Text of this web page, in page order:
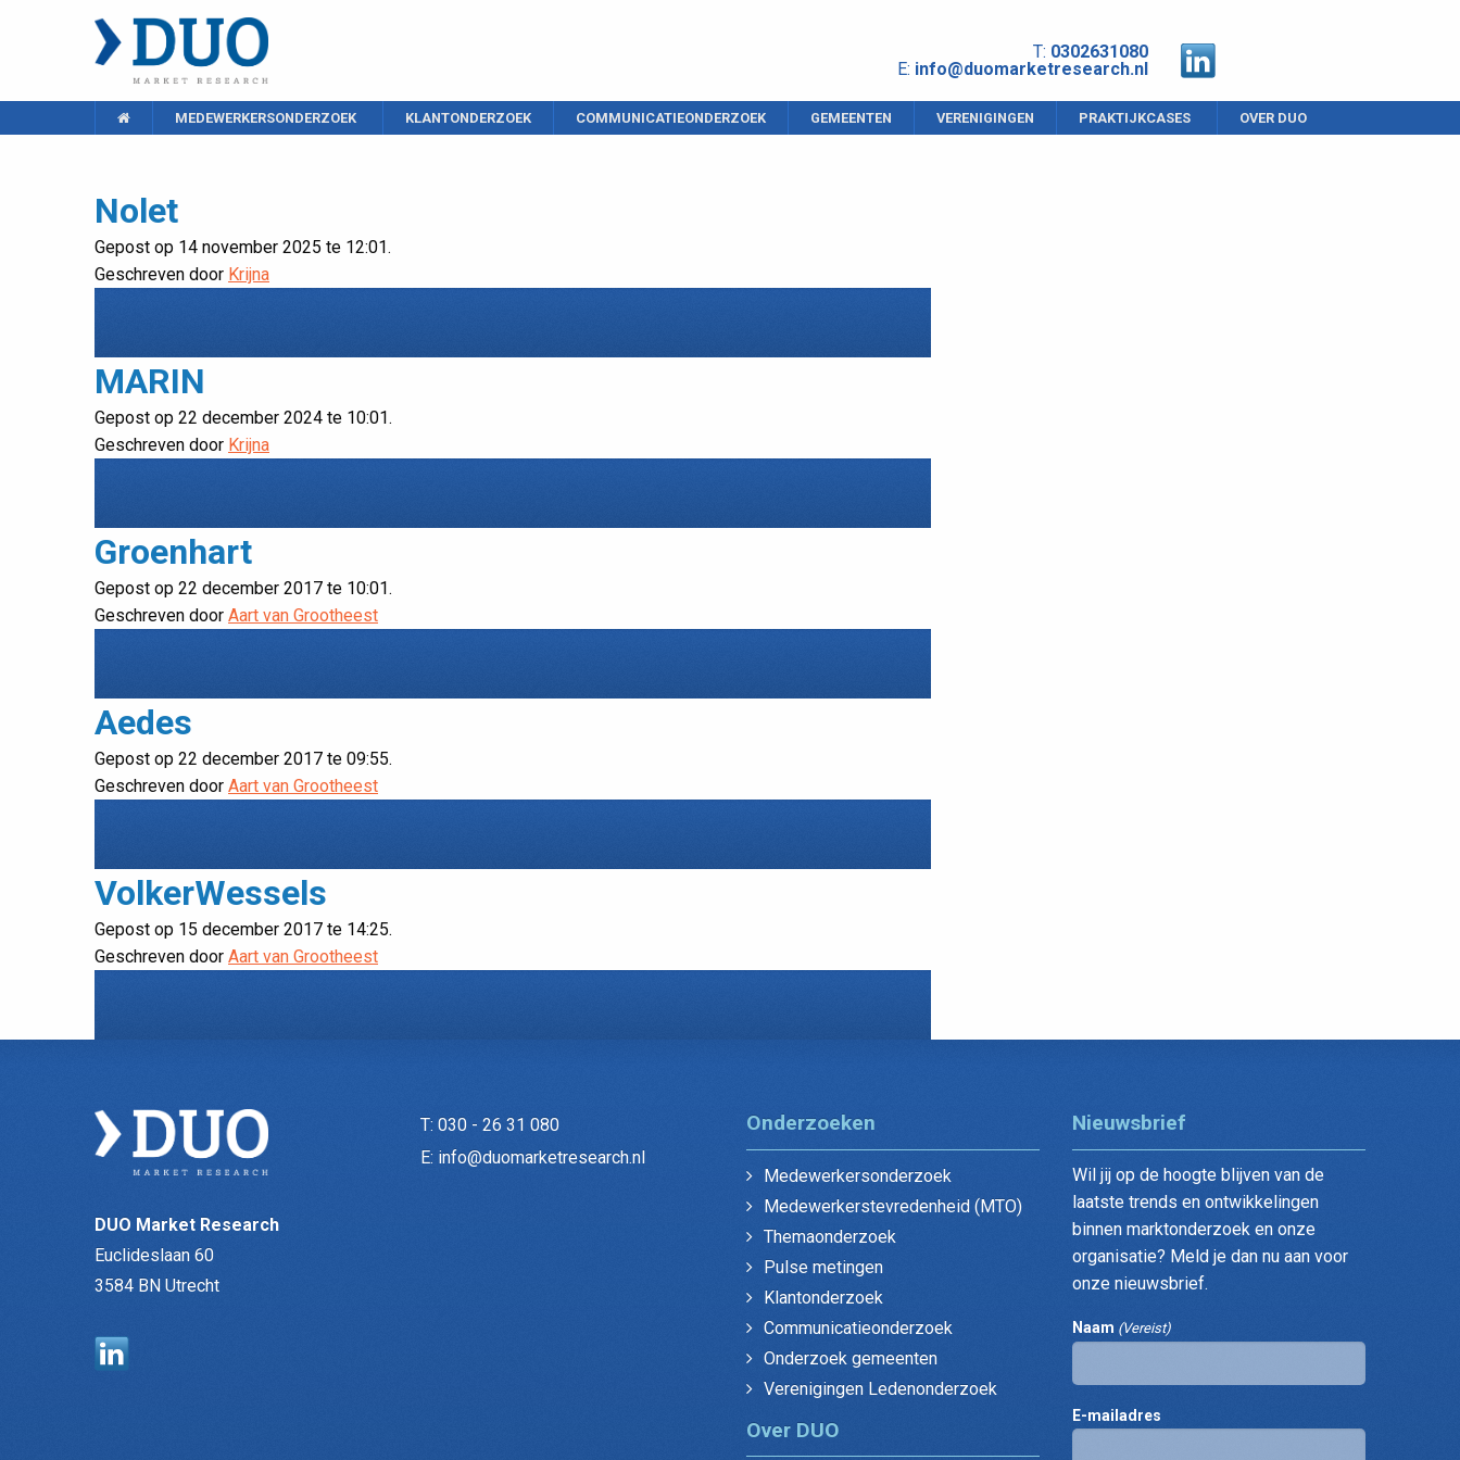
T: 0302631080
E: info@duomarketresearch.nl
MEDEWERKERSONDERZOEK KLANTONDERZOEK COMMUNICATIEONDERZOEK GEMEENTEN VERENIGINGEN PRAKTIJKCASES OVER DUO
Nolet
Gepost op 14 november 2025 te 12:01.
Geschreven door Krijna
MARIN
Gepost op 22 december 2024 te 10:01.
Geschreven door Krijna
Groenhart
Gepost op 22 december 2017 te 10:01.
Geschreven door Aart van Grootheest
Aedes
Gepost op 22 december 2017 te 09:55.
Geschreven door Aart van Grootheest
VolkerWessels
Gepost op 15 december 2017 te 14:25.
Geschreven door Aart van Grootheest
DUO Market Research
Euclideslaan 60
3584 BN Utrecht
T: 030 - 26 31 080
E: info@duomarketresearch.nl
Onderzoeken
Medewerkersonderzoek
Medewerkerstevredenheid (MTO)
Themaonderzoek
Pulse metingen
Klantonderzoek
Communicatieonderzoek
Onderzoek gemeenten
Verenigingen Ledenonderzoek
Over DUO
Nieuwsbrief
Wil jij op de hoogte blijven van de
laatste trends en ontwikkelingen
binnen marktonderzoek en onze
organisatie? Meld je dan nu aan voor
onze nieuwsbrief.
Naam (Vereist)
E-mailadres